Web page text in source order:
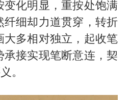
化明显，重按处饱满
细却力道贯穿，转折
大多相对独立，起收笔
接实现笔断意连，契
。